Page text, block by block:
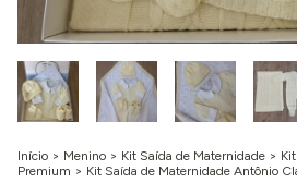
Início > Menino > Kit Saída de Maternidade >
Premium > Kit Saída de Maternidade Antônio